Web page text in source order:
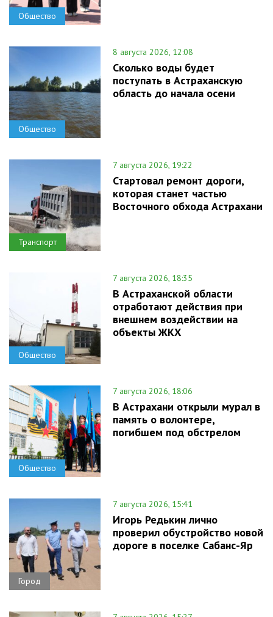
Общество
Общество
8 августа 2026, 12:08
Сколько воды будет
поступать в Астраханскую
область до начала осени
Транспорт
7 августа 2026, 19:22
Стартовал ремонт дороги,
которая станет частью
Восточного обхода Астрахани
Общество
7 августа 2026, 18:35
В Астраханской области
отработают действия при
внешнем воздействии на
объекты ЖКХ
Общество
7 августа 2026, 18:06
В Астрахани открыли мурал в
память о волонтере,
погибшем под обстрелом
Город
7 августа 2026, 15:41
Игорь Редькин лично
проверил обустройство новой
дороге в поселке Сабанс-Яр